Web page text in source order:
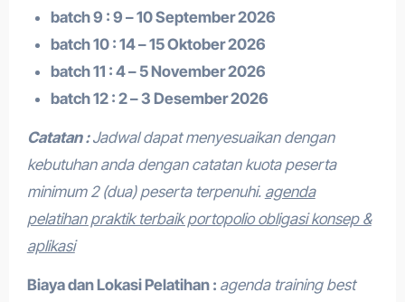
batch 9 : 9 – 10 September 2026
batch 10 : 14 – 15 Oktober 2026
batch 11 : 4 – 5 November 2026
batch 12 : 2 – 3 Desember 2026
Catatan :Jadwal dapat menyesuaikan dengan
kebutuhan anda dengan catatan kuota peserta
minimum 2 (dua) peserta terpenuhi. agenda
pelatihan praktik terbaik portopolio obligasi konsep &
aplikasi
Biaya dan Lokasi Pelatihan : agenda training best